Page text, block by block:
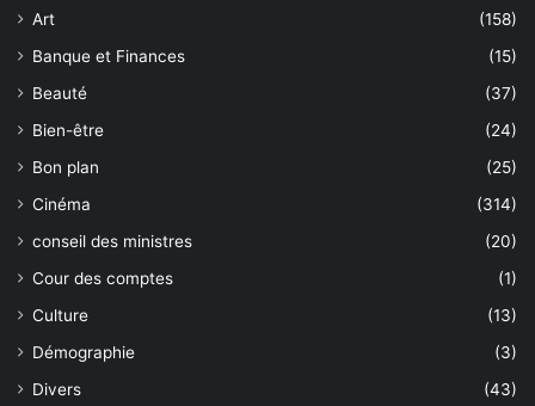
Art
(158)
Banque et Finances
(15)
Beauté
(37)
Bien-être
(24)
Bon plan
(25)
Cinéma
(314)
conseil des ministres
(20)
Cour des comptes
(1)
Culture
(13)
Démographie
(3)
Divers
(43)